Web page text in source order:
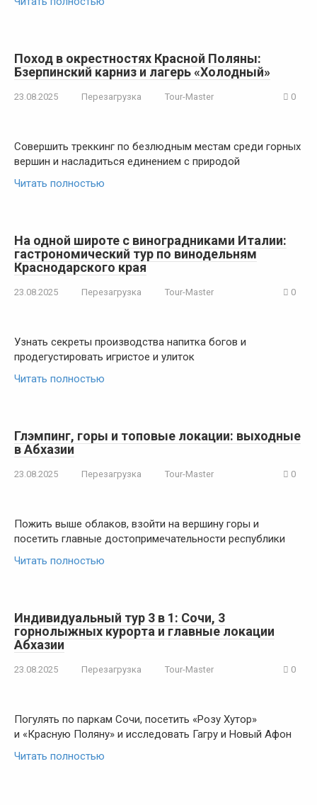
Поход в окрестностях Красной Поляны:
Бзерпинский карниз и лагерь «Холодный»
23.08.2025 Перезагрузка Tour-Master 0
Совершить треккинг по безлюдным местам среди горных
вершин и насладиться единением с природой
Читать полностью
На одной широте с виноградниками Италии:
гастрономический тур по винодельням
Краснодарского края
23.08.2025 Перезагрузка Tour-Master 0
Узнать секреты производства напитка богов и
продегустировать игристое и улиток
Читать полностью
Глэмпинг, горы и топовые локации: выходные
в Абхазии
23.08.2025 Перезагрузка Tour-Master 0
Пожить выше облаков, взойти на вершину горы и
посетить главные достопримечательности республики
Читать полностью
Индивидуальный тур 3 в 1: Сочи, 3
горнолыжных курорта и главные локации
Абхазии
23.08.2025 Перезагрузка Tour-Master 0
Погулять по паркам Сочи, посетить «Розу Хутор»
и «Красную Поляну» и исследовать Гагру и Новый Афон
Читать полностью